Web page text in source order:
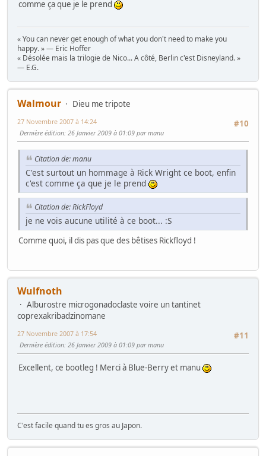
comme ça que je le prend
« You can never get enough of what you don't need to make you
happy. » — Eric Hoffer
« Désolée mais la trilogie de Nico... A côté, Berlin c'est Disneyland. »
— E.G.
Walmour
Dieu me tripote
#10
27 Novembre 2007 à 14:24
Dernière édition: 26 Janvier 2009 à 01:09 par manu
Citation de: manu
C'est surtout un hommage à Rick Wright ce boot, enfin
c'est comme ça que je le prend
Citation de: RickFloyd
je ne vois aucune utilité à ce boot... :S
Comme quoi, il dis pas que des bêtises Rickfloyd !
Wulfnoth
Alburostre microgonadoclaste voire un tantinet
coprexakribadzinomane
#11
27 Novembre 2007 à 17:54
Dernière édition: 26 Janvier 2009 à 01:09 par manu
Excellent, ce bootleg ! Merci à Blue-Berry et manu
C'est facile quand tu es gros au Japon.